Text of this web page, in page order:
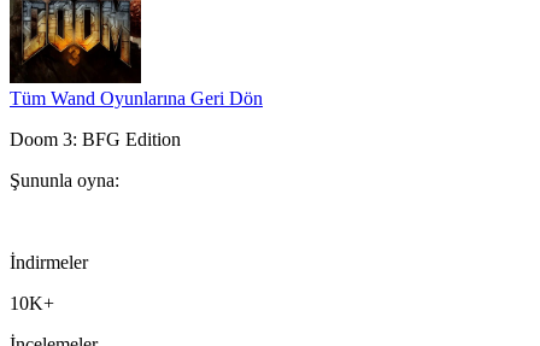
Tüm Wand Oyunlarına Geri Dön
Doom 3: BFG Edition
Şununla oyna:
İndirmeler
10K+